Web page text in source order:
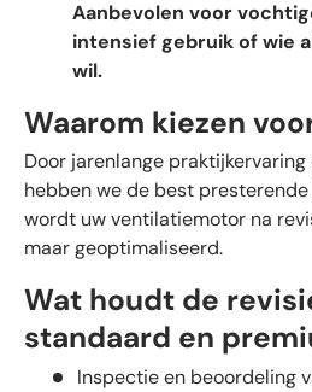
Aanbevolen voor
intensief gebruik of wie
wil.
Waarom kiezen
Door jarenlange
hebben we de best presterende
wordt uw ventilatiemotor na
maar geoptimaliseerd.
Wat houdt de
standaard en
Inspectie en beoordeling